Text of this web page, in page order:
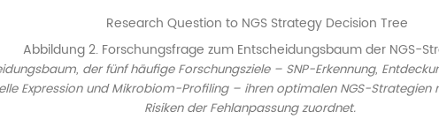
Abbildung 2. Forschungsfrage zum Entscheidungsbaum der NGS-
der fünf häufige Forschungsziele – SNP-Erkennung,
Expression und Mikrobiom-Profiling – ihren optimalen NGS-
Risiken der Fehlanpassung zuordnet.